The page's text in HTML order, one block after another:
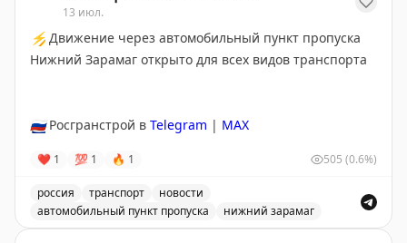
изменения поддерживает Польша, а инициатором
выступил Киев.
13 июл.
⚡ Движение через автомобильный пункт пропуска
Нижний Зарамаг открыто для всех видов транспорта
🇷🇺Росгранстрой в Telegram | MAX
❤ 1 💯 1 🔥 1 505 (0.6%)
россия транспорт
новости
автомобильный пункт пропуска
нижний зарамаг